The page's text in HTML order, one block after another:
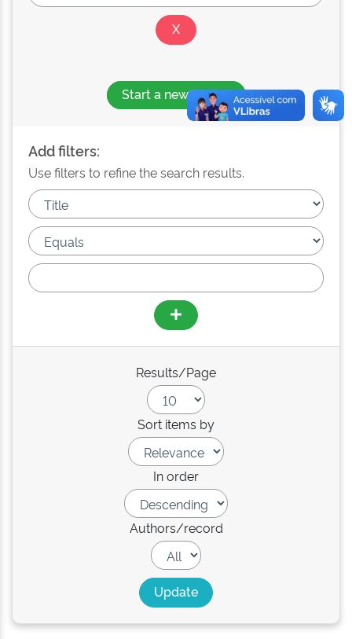
Start a new search
Add filters:
Use filters to refine the search results.
Results/Page
Sort items by
In order
Authors/record